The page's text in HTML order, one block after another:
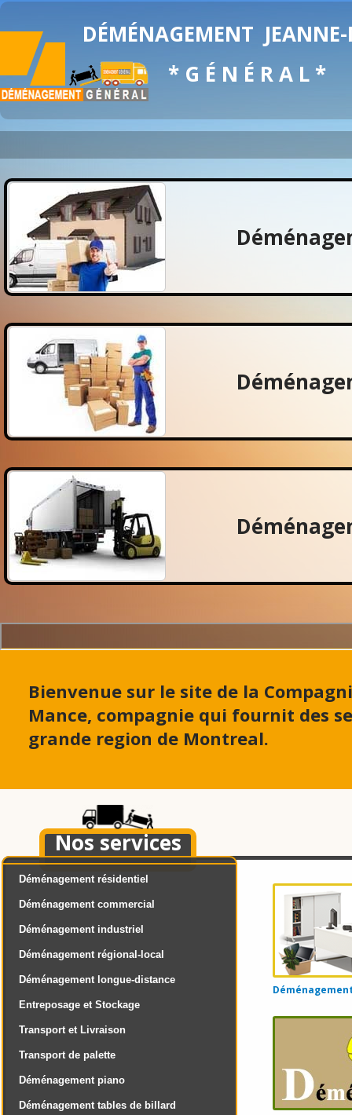
DÉMÉNAGEMENT
* G É N É R A L *
Déménagement résidentiel
Déménagement commercial
Déménagement industriel
Déménagement régional-local
Déménagement longue-distance
Entreposage et Stockage
Transport et Livraison
Transport de palette
Déménagement piano
Déménagement tables de billard
Bienvenue sur le site de la
Mance, compagnie qui fournit des
grande region de Montreal.
Nos services